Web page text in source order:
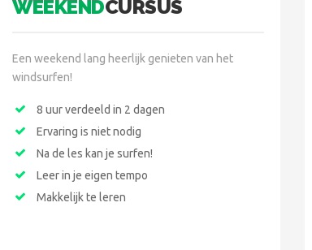
WEEKENDCURSUS
Een weekend lang heerlijk genieten van het
windsurfen!
8 uur verdeeld in 2 dagen
Ervaring is niet nodig
Na de les kan je surfen!
Leer in je eigen tempo
Makkelijk te leren